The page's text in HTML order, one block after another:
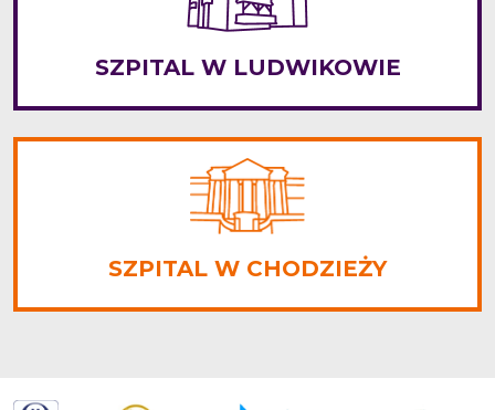
SZPITAL W LUDWIKOWIE
SZPITAL W CHODZIEŻY